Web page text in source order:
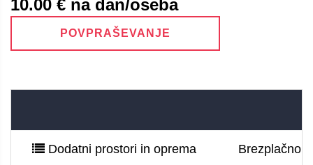
10.00 € na dan/oseba
POVPRAŠEVANJE
Dodatni prostori in oprema Brezplačno